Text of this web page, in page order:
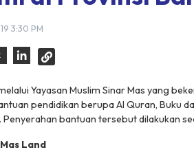
3:30 PM
Yayasan Muslim Sinar Mas yang
pendidikan berupa Al Quran, Buku
Penyerahan bantuan tersebut dilakukan
Land